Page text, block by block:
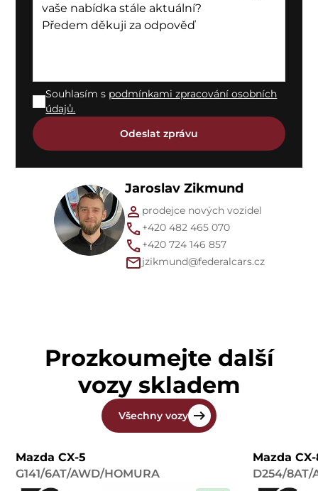
Souhlasím s podmínkami zpracování osobních
údajů.
Jaroslav Zikmund
prodejce nových vozidel
+420 482 465 070
+420 724 146 857
jzikmund@federalcars.cz
Prozkoumejte další
vozy skladem
Všechny vozy
Mazda CX-5
G141/6AT/AWD/HOMURA
Mazda
D254/8AT/